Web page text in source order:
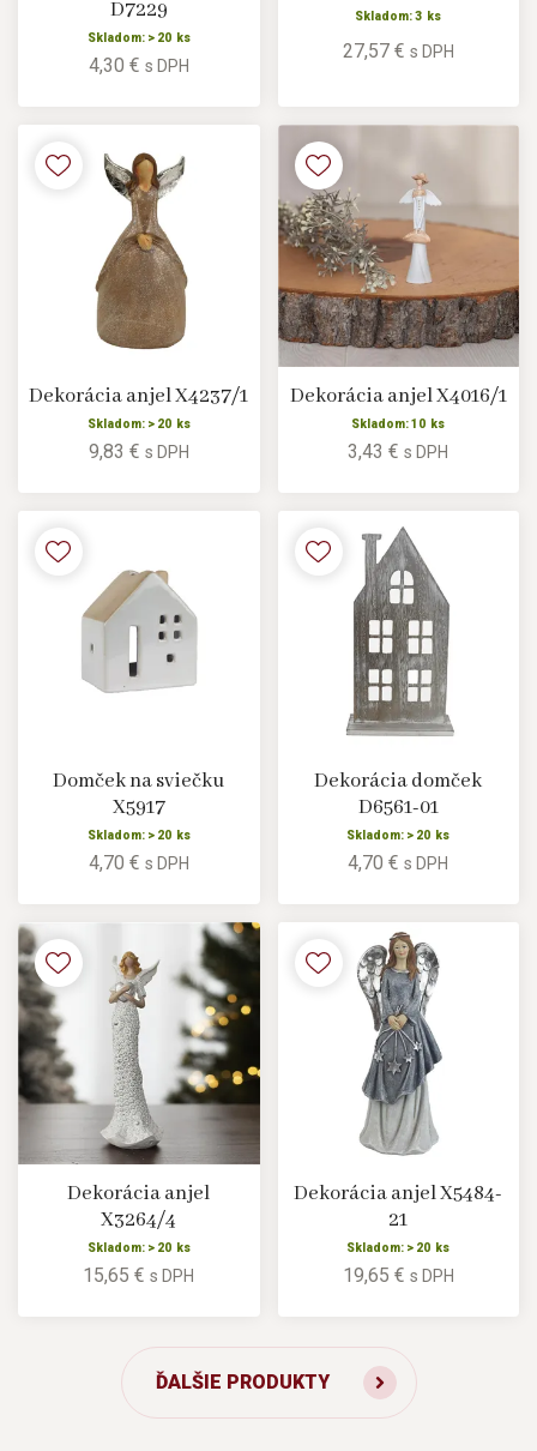
D7229
Skladom: > 20 ks
4,30 € s DPH
Skladom: 3 ks
27,57 € s DPH
Dekorácia anjel X4237/1
Skladom: > 20 ks
9,83 € s DPH
Dekorácia anjel X4016/1
Skladom: 10 ks
3,43 €s DPH
Domček na sviečku
X5917
Skladom: > 20 ks
4,70 € s DPH
Dekorácia domček
D6561-01
Skladom: > 20 ks
4,70 €s DPH
Dekorácia anjel
X3264/4
Skladom: > 20 ks
15,65 €s DPH
Dekorácia anjel X5484-
21
Skladom: > 20 ks
19,65 € s DPH
ĎALŠIE PRODUKTY